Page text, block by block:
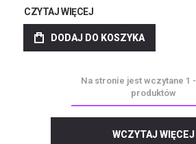
CZYTAJ WIĘCEJ
DODAJ DO KOSZYKA
Na stronie jest wczytane 1 -
produktów
WCZYTAJ WIĘCEJ